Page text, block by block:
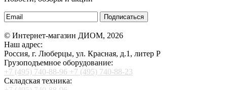
Подписаться
© Интернет-магазин ДИОМ, 2026
Наш адрес:
Россия, г. Люберцы, ул. Красная, д.1, литер Р
Грузоподъемное оборудование:
+7 (495) 740-88-96 +7 (495) 740-88-23
Складская техника: